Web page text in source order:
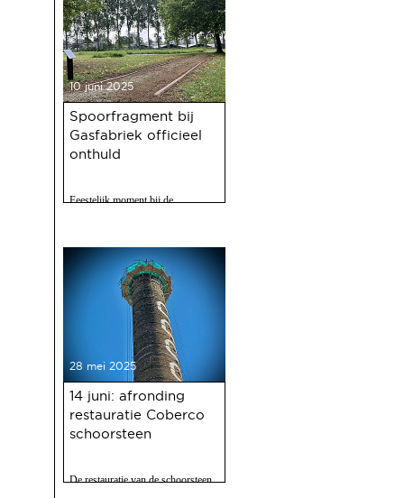
10 juni 2025
Spoorfragment bij
Gasfabriek officieel
onthuld
Feestelijk moment bij de
28 mei 2025
14 juni: afronding
restauratie Coberco
schoorsteen
De restauratie van de schoorsteen